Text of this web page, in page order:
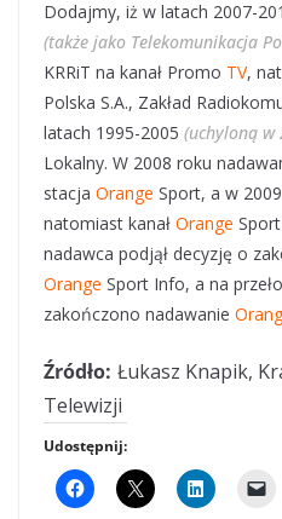
Dodajmy, iż w latach 2007-
(także jako Telekomunikacja
KRRiT na kanał Promo TV,
Polska S.A., Zakład
latach 1995-2005 (uchyloną w
Lokalny. W 2008 roku
stacja Orange Sport, a w
natomiast kanał Orange
nadawca podjął decyzję o
Orange Sport Info, a na
zakończono nadawanie
Źródło: Łukasz Knapik,
Telewizji
Udostępnij: